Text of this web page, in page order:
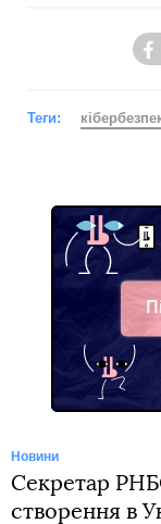
Теги:
Новини
Секретар
створення в